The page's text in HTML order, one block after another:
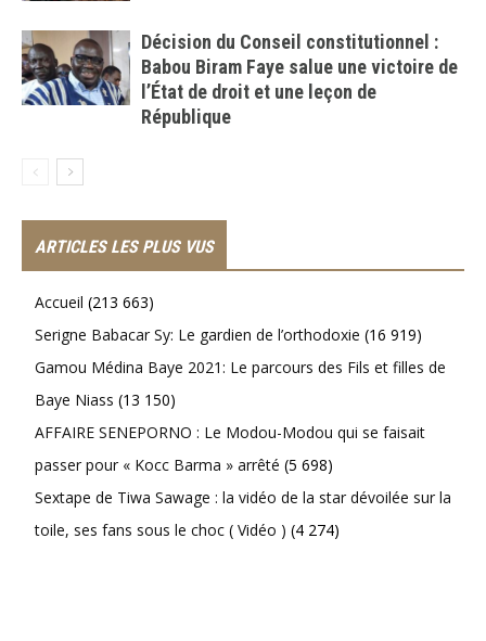
Décision du Conseil constitutionnel :
Babou Biram Faye salue une victoire de
l’État de droit et une leçon de
République
ARTICLES LES PLUS VUS
Accueil (213 663)
Serigne Babacar Sy: Le gardien de l’orthodoxie (16 919)
Gamou Médina Baye 2021: Le parcours des Fils et filles de
Baye Niass (13 150)
AFFAIRE SENEPORNO : Le Modou-Modou qui se faisait
passer pour « Kocc Barma » arrêté (5 698)
Sextape de Tiwa Sawage : la vidéo de la star dévoilée sur la
toile, ses fans sous le choc ( Vidéo ) (4 274)